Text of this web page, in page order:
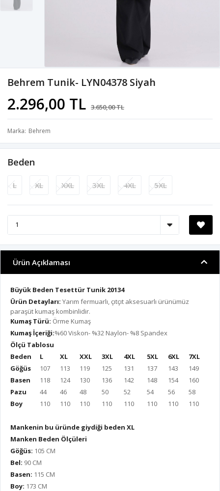
Behrem Tunik- LYN04378 Siyah
2.296,00 TL 3.650,00 TL
Marka Behrem
Beden
L XL XXL 3XL 4XL 5XL
Ürün Açıklaması
Büyük Beden Tesettür Tunik 20134
Ürün Detayları: Yarım fermuarlı, çıtçıt aksesuarlı ürünümüz
paraşüt kumaş kombinlidir.
Kumaş Türü: Örme Kumaş
Kumaş İçeriği:%60 Viskon- %32 Naylon- %8 Spandex
Ölçü Tablosu
Beden
L XL XXL 3XL 4XL 5XL 6XL
7XL
Göğüs
107 113 119 125 131 137 143
149
Basen
118 124 130 136 142 148 154
160
Pazu
44 46 48 50 52 54 56
58
Boy
110 110 110 110 110 110 110 110
Mankenin bu üründe giydiği beden XL
Manken Beden Ölçüleri
Göğüs: 105 CM
Bel: 90 CM
Basen: 115 CM
Boy: 173 CM